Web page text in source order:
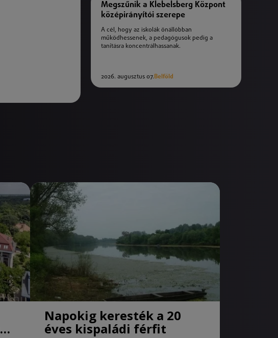
Megszűnik a Klebelsberg Központ
középirányítói szerepe
A cél, hogy az iskolák önállóbban
működhessenek, a pedagógusok pedig a
tanításra koncentrálhassanak.
2026. augusztus 07.Belföld
Napokig keresték a 20
éves kispaládi férfit